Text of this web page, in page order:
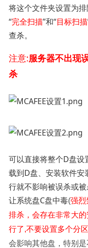
将这个文件夹设置为
“完全扫描”和“目标扫描
查杀。
注意:服务器不出现
杀
可以直接将整个D盘设
载到D盘、安装软件安
行就不影响被误杀或
让系统盘C盘中毒(强烈
排杀，会存在非常大
行了,不要设置多个分
会影响其他盘，特别